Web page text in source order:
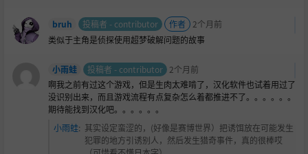
bruh 投稿者 - contributor 作者
2个月前
类似于主角是侦探使用超梦破解问题的故事
小雨蛙 投稿者 - contributor 2个月前
啊我之前有过这个游戏，但是生肉太难啃了，汉化软件也试着用过了
没识别出来，而且游戏流程有点复杂怎么着都推进不了。。。。。。
期待能找到汉化吧。。。。。。
小雨蛙: 其实设定蛮涩的，(好像是赛博世界）把诱饵放在可能发生
犯罪的地方引诱别人，然后发生猎奇事件，真的很棒哎